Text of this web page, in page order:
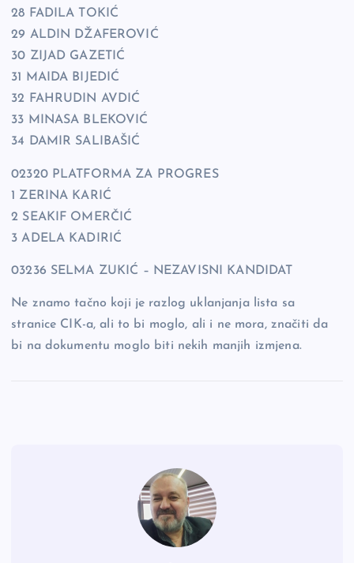
28 FADILA TOKIĆ
29 ALDIN DŽAFEROVIĆ
30 ZIJAD GAZETIĆ
31 MAIDA BIJEDIĆ
32 FAHRUDIN AVDIĆ
33 MINASA BLEKOVIĆ
34 DAMIR SALIBAŠIĆ
02320 PLATFORMA ZA PROGRES
1 ZERINA KARIĆ
2 SEAKIF OMERČIĆ
3 ADELA KADIRIĆ
03236 SELMA ZUKIĆ – NEZAVISNI KANDIDAT
Ne znamo tačno koji je razlog uklanjanja lista sa
stranice CIK-a, ali to bi moglo, ali i ne mora, značiti da
bi na dokumentu moglo biti nekih manjih izmjena.